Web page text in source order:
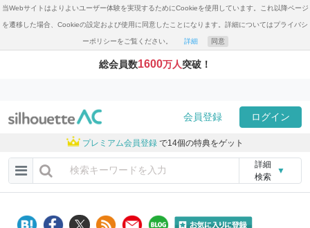
当Webサイトはよりよいユーザー体験を実現するためにCookieを使用しています。これ以降ページ
を遷移した場合、Cookieの設定および使用に同意したことになります。詳細についてはプライバシ
ーポリシーをご覧ください。 詳細 同意
総会員数1600万人突破！
会員登録 ログイン
プレミアム会員登録 で14個の特典をゲット
詳細
検索
▼